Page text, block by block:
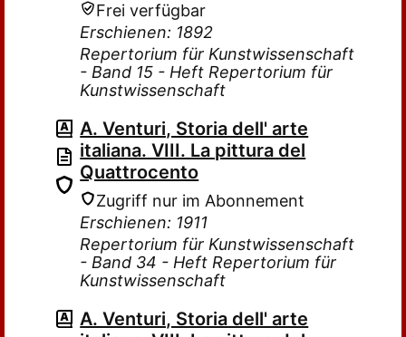
Frei verfügbar
Erschienen: 1892
Repertorium für Kunstwissenschaft
- Band 15 - Heft Repertorium für
Kunstwissenschaft
A. Venturi, Storia dell' arte
italiana. VIII. La pittura del
Quattrocento
Zugriff nur im Abonnement
Erschienen: 1911
Repertorium für Kunstwissenschaft
- Band 34 - Heft Repertorium für
Kunstwissenschaft
A. Venturi, Storia dell' arte